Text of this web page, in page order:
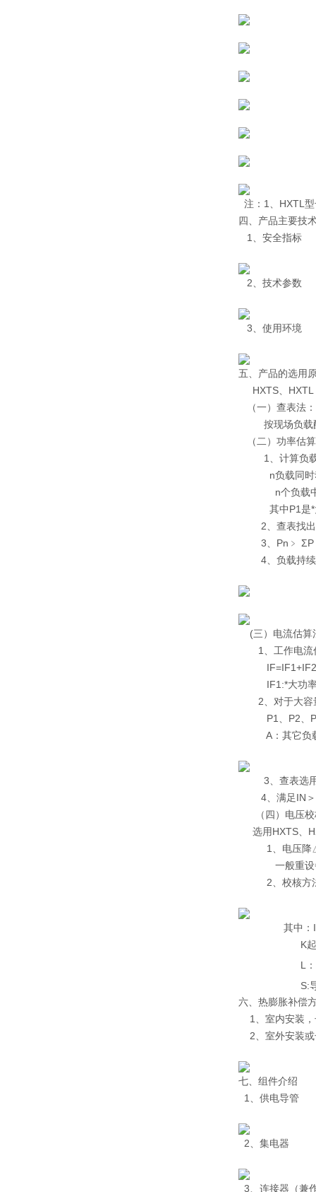
注：1、HXTL
四、产品主要技
1、
2、技术参数
3、使用环境
五、产品的选用
HXTS、HXTL
（一）查表法：
按现场负载配
（二）功率估
1、计算负载
n负载同时
n个负载中
其中Ρ1是*
2、查表找出
3、Ρn﹥ ΣΡ
4、负载持续
(三）电流估算
1、工作电流估
IF1:*大功率电
2、对于大容量
P1、P2、P3
A：其它负载
3、查表选用
4、满足IN＞
（四）电压校
选用HXTS、
1、电压降
一般重设备
2、校核方
其中：
K起：绕线
L：计算长
S:导轨母
六、热膨胀补偿
1、室内安装，
2、室外安装或
七、组件介绍
1、供电导管
2、集电器
3、连接器（兼